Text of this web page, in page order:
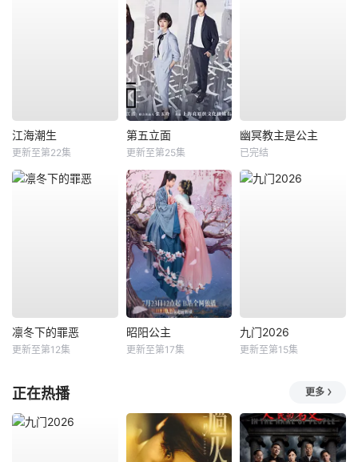
江海潮生
更新至第22集
第五立面
更新至第25集
幽冥教主是公主
已完结
凛冬下的罪恶
更新至第12集
昭阳公主
更新至第17集
九门2026
更新至第15集
正在热播 更多